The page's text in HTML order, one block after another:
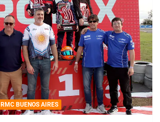
RMC BUENOS AIRES